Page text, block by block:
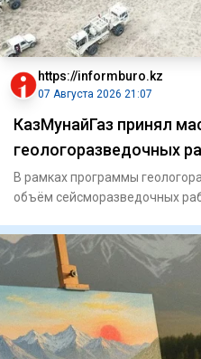
https://informburo.kz
07 Августа 2026 21:07
КазМунайГаз принял
геологоразведочных
В рамках программы
объём сейсморазведочных